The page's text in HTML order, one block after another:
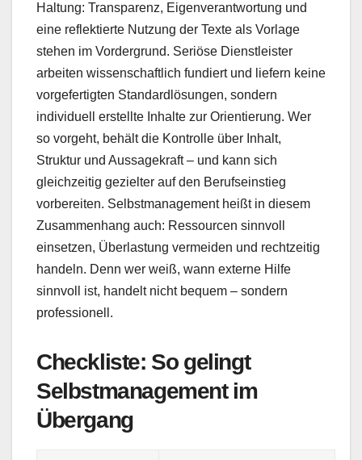
Haltung: Transparenz, Eigenverantwortung und
eine reflektierte Nutzung der Texte als Vorlage
stehen im Vordergrund. Seriöse Dienstleister
arbeiten wissenschaftlich fundiert und liefern keine
vorgefertigten Standardlösungen, sondern
individuell erstellte Inhalte zur Orientierung. Wer
so vorgeht, behält die Kontrolle über Inhalt,
Struktur und Aussagekraft – und kann sich
gleichzeitig gezielter auf den Berufseinstieg
vorbereiten. Selbstmanagement heißt in diesem
Zusammenhang auch: Ressourcen sinnvoll
einsetzen, Überlastung vermeiden und rechtzeitig
handeln. Denn wer weiß, wann externe Hilfe
sinnvoll ist, handelt nicht bequem – sondern
professionell.
Checkliste: So gelingt
Selbstmanagement im
Übergang